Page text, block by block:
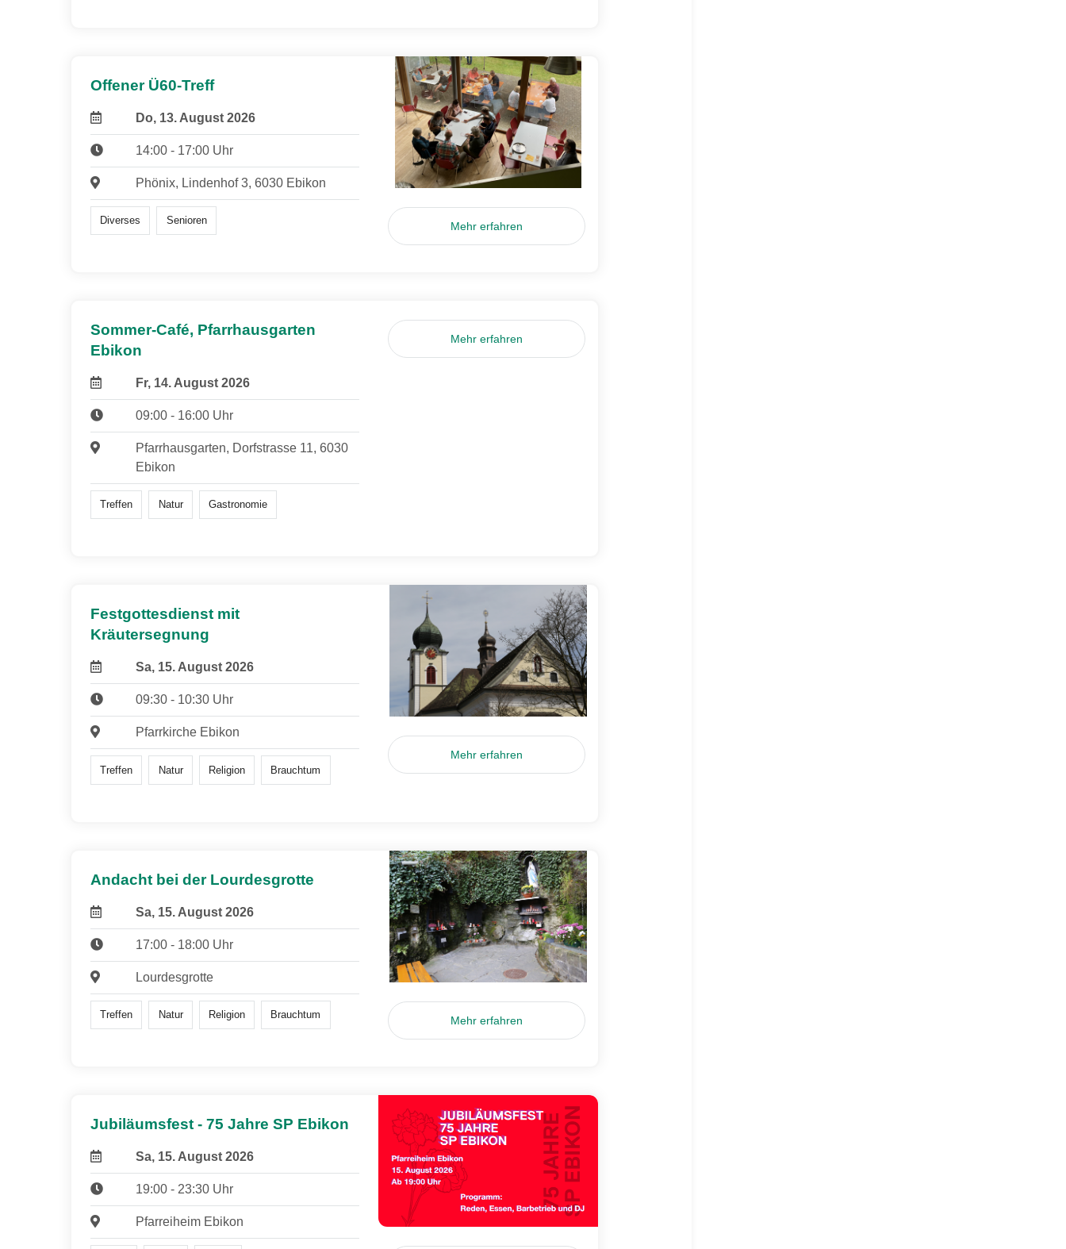
Offener Ü60-Treff
Do, 13. August 2026
14:00 - 17:00 Uhr
Phönix, Lindenhof 3, 6030 Ebikon
Diverses Senioren Mehr erfahren
Sommer-Café, Pfarrhausgarten
Ebikon
Fr, 14. August 2026
09:00 - 16:00 Uhr
Pfarrhausgarten, Dorfstrasse 11, 6030
Ebikon
Treffen Natur Gastronomie
Mehr erfahren
Festgottesdienst mit
Kräutersegnung
Sa, 15. August 2026
09:30 - 10:30 Uhr
Pfarrkirche Ebikon
Treffen Natur Religion Brauchtum
Mehr erfahren
Andacht bei der Lourdesgrotte
Sa, 15. August 2026
17:00 - 18:00 Uhr
Lourdesgrotte
Treffen Natur Religion Brauchtum Mehr erfahren
Jubiläumsfest - 75 Jahre SP Ebikon
Sa, 15. August 2026
19:00 - 23:30 Uhr
Pfarreiheim Ebikon